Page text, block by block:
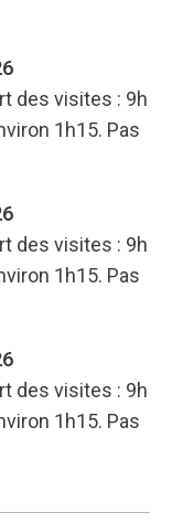
des visites : 9h
1h15. Pas
des visites : 9h
1h15. Pas
des visites : 9h
1h15. Pas